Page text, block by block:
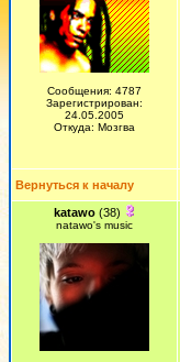
Сообщения: 4787
Зарегистрирован:
24.05.2005
Откуда: Мозгва
Вернуться к началу
katawo(38)
natawo's music